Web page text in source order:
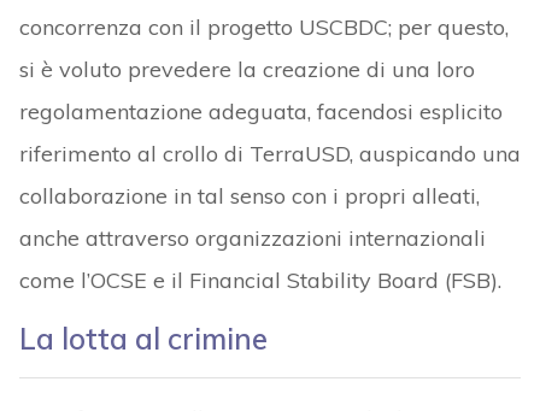
concorrenza con il progetto USCBDC; per questo,
si è voluto prevedere la creazione di una loro
regolamentazione adeguata, facendosi esplicito
riferimento al crollo di TerraUSD, auspicando una
collaborazione in tal senso con i propri alleati,
anche attraverso organizzazioni internazionali
come l’OCSE e il Financial Stability Board (FSB).
La lotta al crimine